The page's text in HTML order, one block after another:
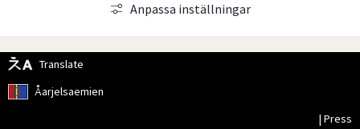
Anpassa inställningar
Translate
Åarjelsaemien
| Press